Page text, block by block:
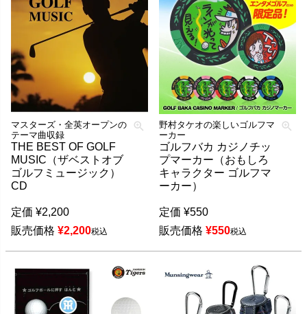
マスターズ・全英オープンの
テーマ曲収録
THE BEST OF GOLF
MUSIC（ザベストオブ
ゴルフミュージック）
CD
定価 ¥2,200
販売価格 ¥2,200税込
野村タケオの楽しいゴルフマ
ーカー
ゴルフバカ カジノチッ
プマーカー（おもしろ
キャラクター ゴルフマ
ーカー）
定価 ¥550
販売価格 ¥550税込